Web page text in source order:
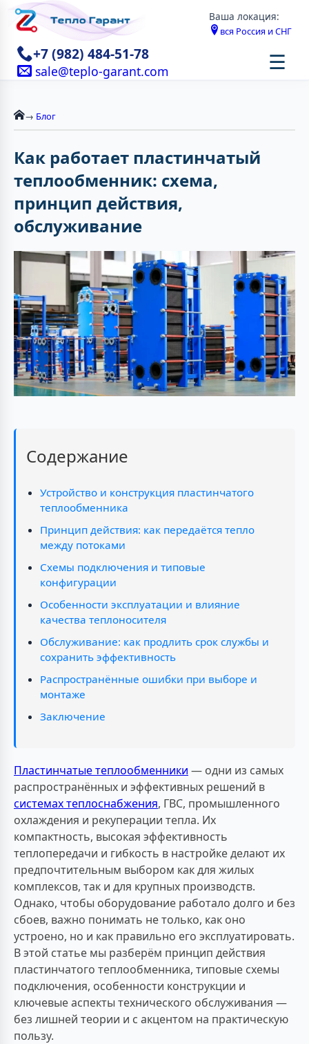
Ваша локация:
вся Россия и СНГ
+7 (982) 484-51-78
sale@teplo-garant.com ☰
→ Блог
Как работает пластинчатый
теплообменник: схема,
принцип действия,
обслуживание
Содержание
Устройство и конструкция пластинчатого
теплообменника
Принцип действия: как передаётся тепло
между потоками
Схемы подключения и типовые
конфигурации
Особенности эксплуатации и влияние
качества теплоносителя
Обслуживание: как продлить срок службы и
сохранить эффективность
Распространённые ошибки при выборе и
монтаже
Заключение
Пластинчатые теплообменники — одни из самых
распространённых и эффективных решений в
системах теплоснабжения, ГВС, промышленного
охлаждения и рекуперации тепла. Их
компактность, высокая эффективность
теплопередачи и гибкость в настройке делают их
предпочтительным выбором как для жилых
комплексов, так и для крупных производств.
Однако, чтобы оборудование работало долго и без
сбоев, важно понимать не только, как оно
устроено, но и как правильно его эксплуатировать.
В этой статье мы разберём принцип действия
пластинчатого теплообменника, типовые схемы
подключения, особенности конструкции и
ключевые аспекты технического обслуживания —
без лишней теории и с акцентом на практическую
пользу.